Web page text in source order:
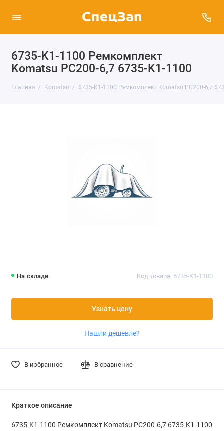
6735-K1-1100 Ремкомплект
Komatsu PC200-6,7 6735-K1-1100
Главная Komatsu 6735-K1-1100 Ремкомплект Komatsu PC200-6,7
На складе Код товара: 6735-K1-1100
Узнать цену
Нашли дешевле?
В избранное В сравнение
Краткое описание
6735-K1-1100 Ремкомплект Komatsu PC200-6,7 6735-K1-1100